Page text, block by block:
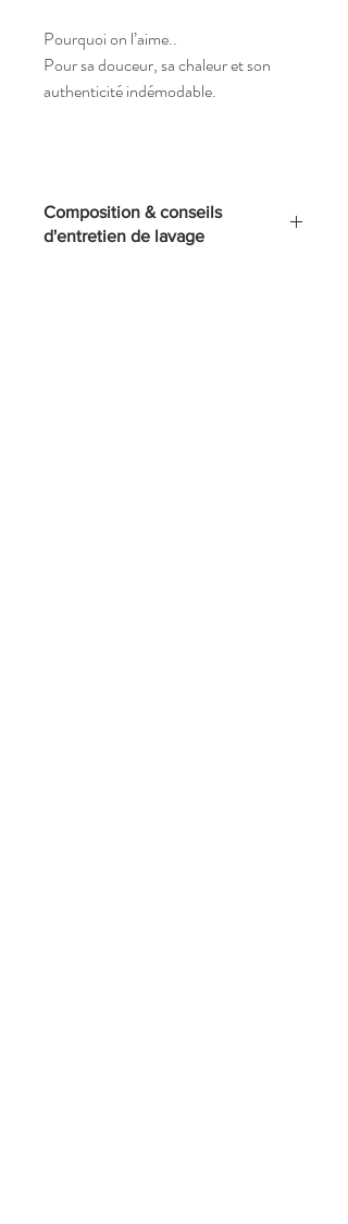
Pourquoi on l’aime..
Pour sa douceur, sa chaleur et son
authenticité indémodable.
Composition & conseils
d'entretien de lavage